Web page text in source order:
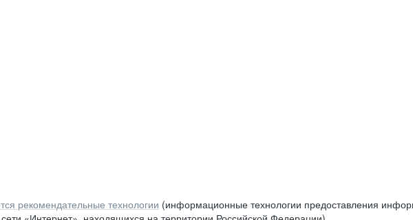
рекомендательные технологии (информационные технологии предоставления